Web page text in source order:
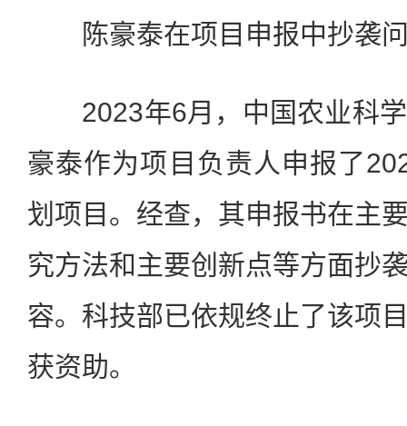
陈豪泰在项目申报中抄袭
2023年6月，中国农业科学
豪泰作为项目负责人申报了
划项目。经查，其申报书在主
究方法和主要创新点等方面抄
容。科技部已依规终止了该项
获资助。